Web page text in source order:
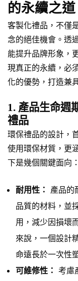
的永續之道
客製化禮品，不僅
念的絕佳機會。透
能提升品牌形象，
現真正的永續，必
化的優勢，打造兼
1. 產品生命週
禮品
環保禮品的設計，
使用環保材質，更
下是幾個關鍵面向：
耐用性： 產品的
品質的材料，並
用，減少因損壞
來說，一個設計
命遠長於一次性
可維修性： 考慮